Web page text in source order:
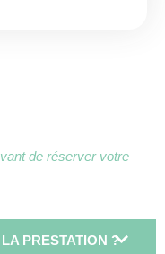
de réserver votre
PRESTATION ?